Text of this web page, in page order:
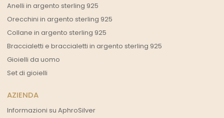
Anelli in argento sterling 925
Orecchini in argento sterling 925
Collane in argento sterling 925
Braccialetti e braccialetti in argento sterling 925
Gioielli da uomo
Set di gioielli
AZIENDA
Informazioni su AphroSilver